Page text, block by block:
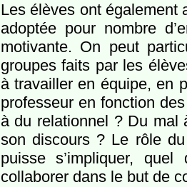
Les élèves ont également
adoptée pour nombre
motivante. On peut
groupes faits par les
à travailler en équipe, en
professeur en fonction
à du relationnel ? Du mal
son discours ? Le rôle
puisse s’impliquer,
collaborer dans le but de